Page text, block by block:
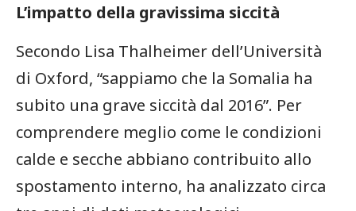
L’impatto della gravissima siccità
Secondo Lisa Thalheimer dell’Università
di Oxford, “sappiamo che la Somalia ha‌
subito una grave siccità dal 2016”. Per
comprendere meglio come ⁢le condizioni​
calde e secche abbiano⁢ contribuito allo
spostamento ‌interno, ha analizzato circa